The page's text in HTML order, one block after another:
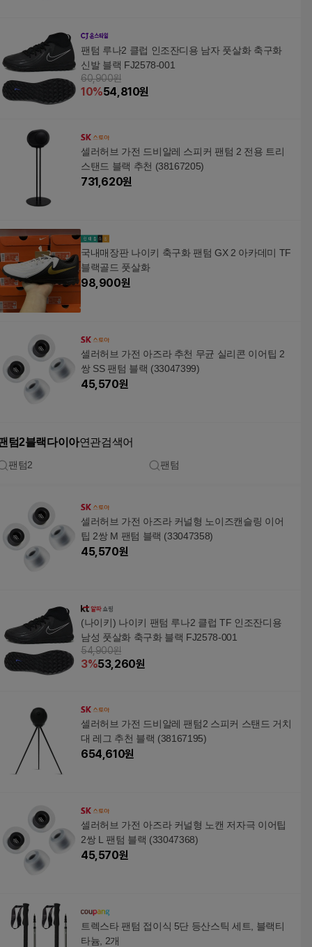
팬텀 루나2 클럽 인조잔디용 남자 풋살화 축구화
신발 블랙 FJ2578-001
60,900원
10%54,810원
셀러허브 가전 드비알레 스피커 팬텀 2 전용 트리
스탠드 블랙 추천 (38167205)
731,620원
국내매장판 나이키 축구화 팬텀 GX 2 아카데미 TF
블랙골드 풋살화
98,900원
셀러허브 가전 아즈라 추천 무균 실리콘 이어팁 2
쌍 SS 팬텀 블랙 (33047399)
45,570원
텀2블랙다이아연관검색어
팬텀2 팬텀
셀러허브 가전 아즈라 커널형 노이즈캔슬링 이어
팁 2쌍 M 팬텀 블랙 (33047358)
45,570원
(나이키) 나이키 팬텀 루나2 클럽 TF 인조잔디용
남성 풋살화 축구화 블랙 FJ2578-001
54,900원
3%53,260원
셀러허브 가전 드비알레 팬텀2 스피커 스탠드 거치
대 레그 추천 블랙 (38167195)
654,610원
셀러허브 가전 아즈라 커널형 노캔 저자극 이어팁
2쌍 L 팬텀 블랙 (33047368)
45,570원
트렉스타 팬텀 접이식 5단 등산스틱 세트, 블랙티
타늄, 2개